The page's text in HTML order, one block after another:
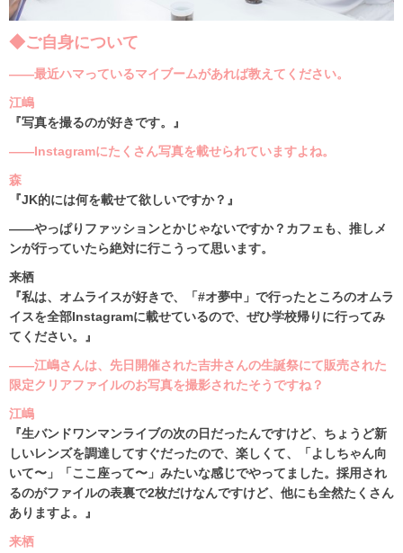
◆ご自身について
――最近ハマっているマイブームがあれば教えてください。
江嶋
『写真を撮るのが好きです。』
――Instagramにたくさん写真を載せられていますよね。
森
『JK的には何を載せて欲しいですか？』
――やっぱりファッションとかじゃないですか？カフェも、推しメ
ンが行っていたら絶対に行こうって思います。
来栖
『私は、オムライスが好きで、「#オ夢中」で行ったところのオムラ
イスを全部Instagramに載せているので、ぜひ学校帰りに行ってみ
てください。』
――江嶋さんは、先日開催された吉井さんの生誕祭にて販売された
限定クリアファイルのお写真を撮影されたそうですね？
江嶋
『生バンドワンマンライブの次の日だったんですけど、ちょうど新
しいレンズを調達してすぐだったので、楽しくて、「よしちゃん向
いて〜」「ここ座って〜」みたいな感じでやってました。採用され
るのがファイルの表裏で2枚だけなんですけど、他にも全然たくさん
ありますよ。』
来栖